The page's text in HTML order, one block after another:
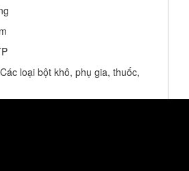
loại bột khô, phụ gia, thuốc,